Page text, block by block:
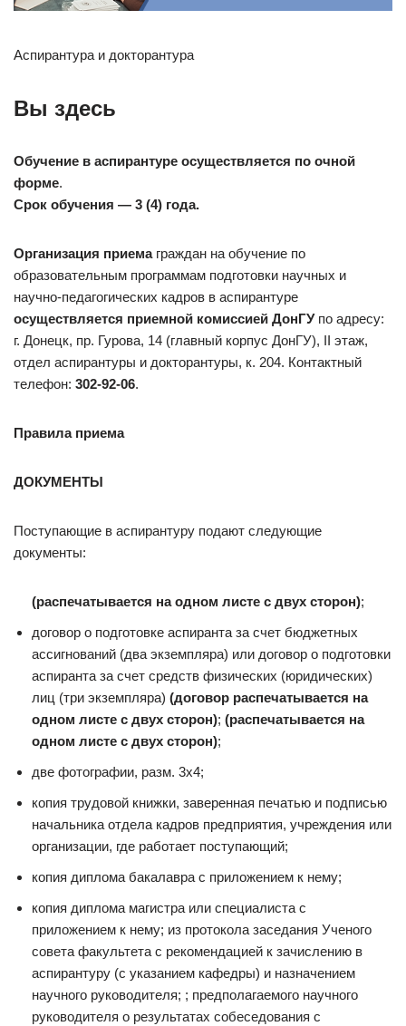
Аспирантура и докторантура
Вы здесь
Обучение в аспирантуре осуществляется по очной
форме.
Срок обучения — 3 (4) года.
Организация приемаграждан на обучение по
образовательным программам подготовки научных и
научно-педагогических кадров в аспирантуре
осуществляется приемной комиссией ДонГУпо адресу:
г. Донецк, пр. Гурова, 14 (главный корпус ДонГУ), II этаж,
отдел аспирантуры и докторантуры, к. 204. Контактный
телефон: 302-92-06.
Правила приема
ДОКУМЕНТЫ
Поступающие в аспирантуру подают следующие
документы:
(распечатывается на одном листе с двух сторон);
договор о подготовке аспиранта за счет бюджетных
ассигнований (два экземпляра) или договор о подготовки
аспиранта за счет средств физических (юридических)
лиц (три экземпляра) (договор распечатывается на
одном листе с двух сторон); (распечатывается на
одном листе с двух сторон);
две фотографии, разм. 3х4;
копия трудовой книжки, заверенная печатью и подписью
начальника отдела кадров предприятия, учреждения или
организации, где работает поступающий;
копия диплома бакалавра с приложением к нему;
копия диплома магистра или специалиста с
приложением к нему; из протокола заседания Ученого
совета факультета с рекомендацией к зачислению в
аспирантуру (с указанием кафедры) и назначением
научного руководителя; ; предполагаемого научного
руководителя о результатах собеседования с